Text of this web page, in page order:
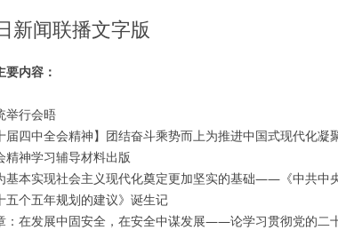
新闻联播文字版
内容：
举行会晤
届四中全会精神】团结奋斗乘势而上为推进中国式现代化凝
精神学习辅导材料出版
基本实现社会主义现代化奠定更加坚实的基础——《中共中
五个五年规划的建议》诞生记
：在发展中固安全，在安全中谋发展——论学习贯彻党的二